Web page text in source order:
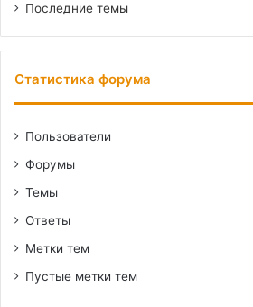
Последние темы
Статистика форума
Пользователи
Форумы
Темы
Ответы
Метки тем
Пустые метки тем